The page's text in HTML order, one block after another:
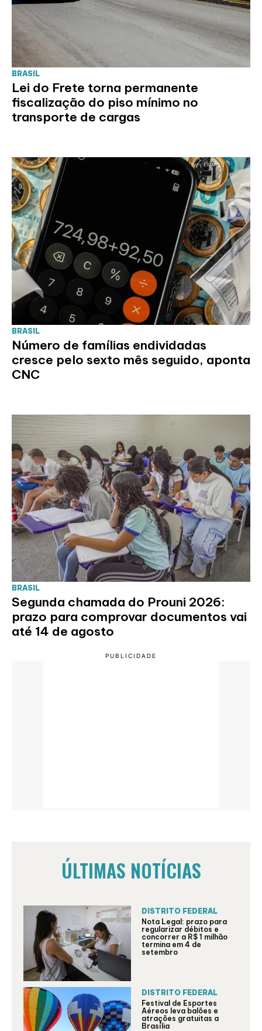
BRASIL
Lei do Frete torna permanente
fiscalização do piso mínimo no
transporte de cargas
BRASIL
Número de famílias endividadas
cresce pelo sexto mês seguido, aponta
CNC
BRASIL
Segunda chamada do Prouni 2026:
prazo para comprovar documentos vai
até 14 de agosto
ÚLTIMAS NOTÍCIAS
DISTRITO FEDERAL
Nota Legal: prazo para
regularizar débitos e
concorrer a R$ 1 milhão
termina em 4 de
setembro
DISTRITO FEDERAL
Festival de Esportes
Aéreos leva balões e
atrações gratuitas a
Brasília